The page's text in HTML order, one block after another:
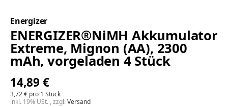
Energizer
ENERGIZER®NiMH Akkumulator
Extreme, Mignon (AA), 2300
mAh, vorgeladen 4 Stück
14,89 €
3,72 € pro 1 Stück
inkl. 19% USt. , zzgl.Versand